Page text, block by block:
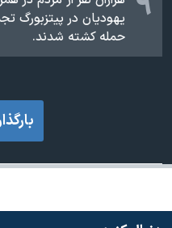
حمله کشته شدند.